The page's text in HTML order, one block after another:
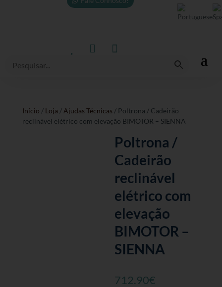
 
Início / Loja / Ajudas Técnicas / Poltrona / Cadeirão
reclinável elétrico com elevação BIMOTOR – SIENNA
Poltrona /
Cadeirão
reclinável
elétrico com
elevação
BIMOTOR –
SIENNA
712.90€